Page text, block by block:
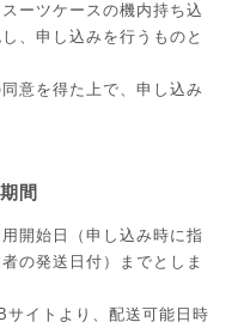
ーツケースの機内持ち込
、申し込みを行うものと
意を得た上で、申し込み
間
開始日（申し込み時に指
の発送日付）までとしま
イトより、配送可能日時